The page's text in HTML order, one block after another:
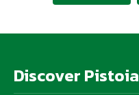
Discover Pistoia